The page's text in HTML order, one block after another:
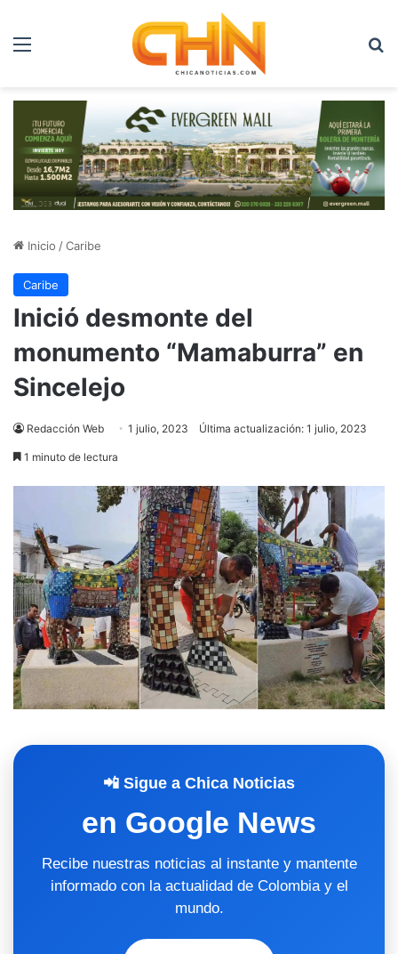
Menú
Inicio /Caribe
Caribe
Inició desmonte del
monumento “Mamaburra” en
Sincelejo
Redacción Web 1 julio, 2023 Última actualización: 1 julio, 2023
1 minuto de lectura
📲 Sigue a Chica Noticias
en Google News
Recibe nuestras noticias al instante y mantente
informado con la actualidad de Colombia y el
mundo.